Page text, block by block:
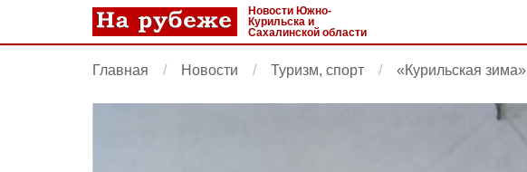
Новости Южно-
Курильска и
Сахалинской области
Главная Новости Туризм, спорт «Курильская зима»